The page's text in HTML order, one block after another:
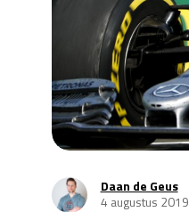
Daan de Geus
4 augustus 2019